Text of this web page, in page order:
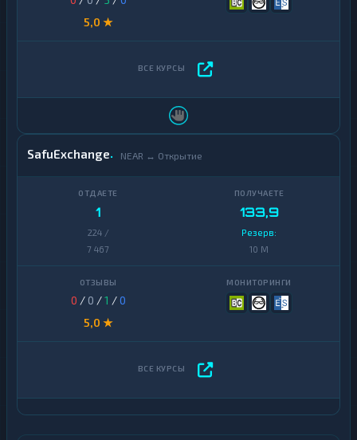
5,0 ★
SafuExchange NEAR ↔ Открытие
1
224 /
7 467
133,9
Резерв:
10 M
0 / 0 /1 /0
5,0 ★